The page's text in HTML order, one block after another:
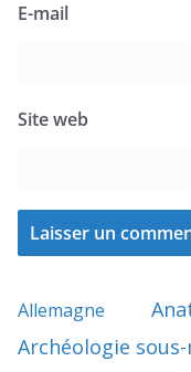
E-mail
Site web
Allemagne
Archéologie